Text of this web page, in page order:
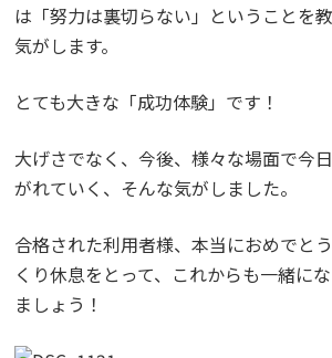
は「努力は裏切らない」ということを
気がします。
とても大きな「成功体験」です！
大げさでなく、今後、様々な場面で今
がれていく、そんな気がしました。
合格された利用者様、本当におめでと
くり休息をとって、これからも一緒に
ましょう！